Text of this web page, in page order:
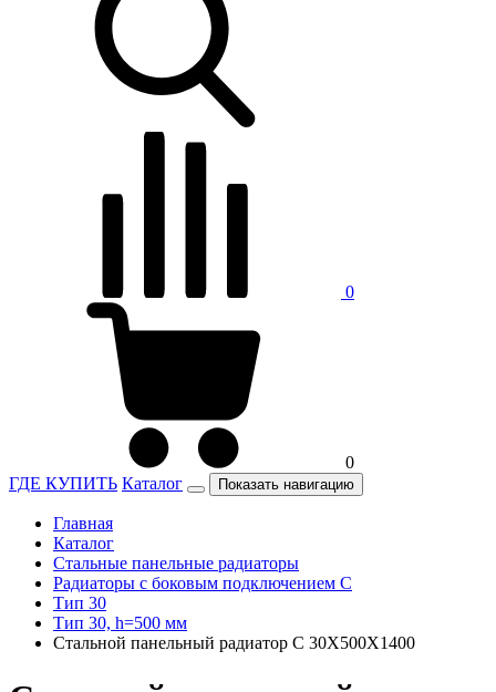
0
0
ГДЕ КУПИТЬ Каталог Показать навигацию
Главная
Каталог
Стальные панельные радиаторы
Радиаторы c боковым подключением C
Тип 30
Тип 30, h=500 мм
Стальной панельный радиатор C 30X500X1400